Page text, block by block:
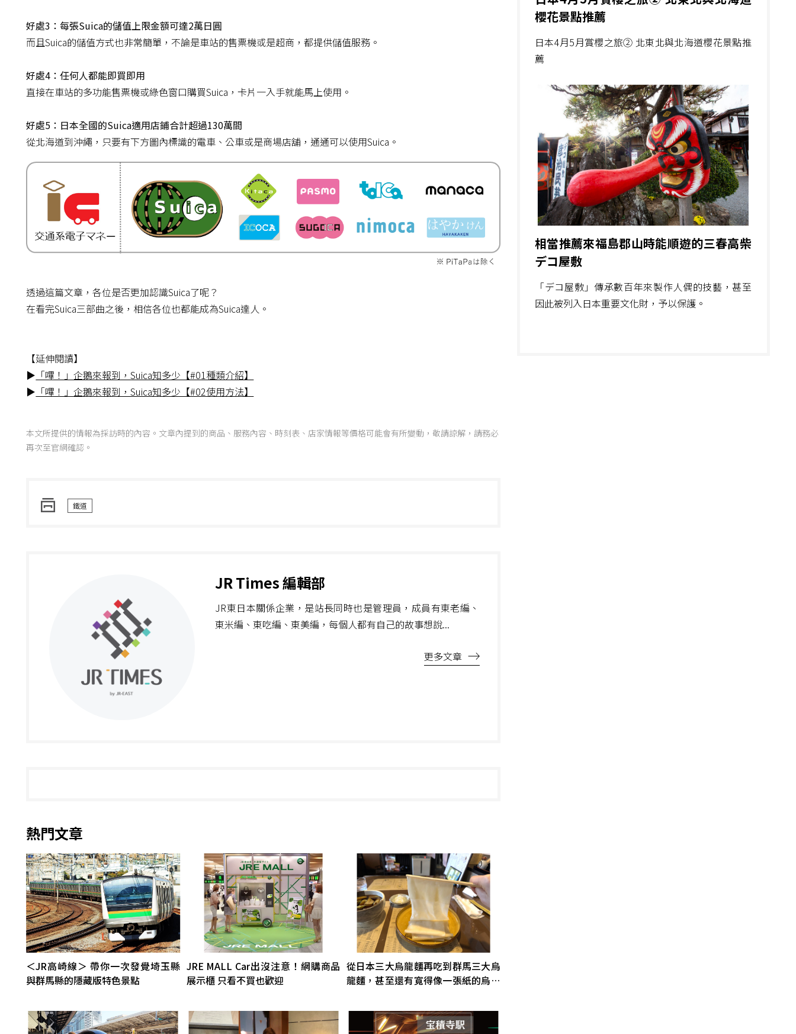
好處3：每張Suica的儲值上限金額可達2萬日圓
而且Suica的儲值方式也非常簡單，不論是車站的售票機或是超商，都提供儲值服務。
好處4：任何人都能即買即用
直接在車站的多功能售票機或綠色窗口購買Suica，卡片一入手就能馬上使用。
好處5：日本全國的Suica適用店鋪合計超過130萬間
從北海道到沖繩，只要有下方圖內標識的電車、公車或是商場店舖，通通可以使用Suica。
透過這篇文章，各位是否更加認識Suica了呢？
在看完Suica三部曲之後，相信各位也都能成為Suica達人。
【延伸閱讀】
▶ 「嗶！」企鵝來報到，Suica知多少【#01種類介紹】
▶ 「嗶！」企鵝來報到，Suica知多少【#02使用方法】
本文所提供的情報為採訪時的內容。文章內提到的商品、服務內容、時刻表、店家情報等價格可能會有所變動，敬請諒解，請務必
再次至官網確認。
鐵道
JR Times 編輯部
JR東日本關係企業，是站長同時也是管理員，成員有東老編、
東米編、東吃編、東美編，每個人都有自己的故事想說...
更多文章
熱門文章
＜JR高崎線＞ 帶你一次發覺埼玉縣
與群馬縣的隱藏版特色景點
JRE MALL Car出沒注意！網購商品
展示櫃 只看不買也歡迎
從日本三大烏龍麵再吃到群馬三大烏
龍麵，甚至還有寬得像一張紙的烏龍
櫻花景點推薦
日本4月5月賞櫻之旅② 北東北與北海道櫻花景點推
薦
相當推薦來福島郡山時能順遊的三春高柴
デコ屋敷
「デコ屋敷」傳承數百年來製作人偶的技藝，甚至
因此被列入日本重要文化財，予以保護。